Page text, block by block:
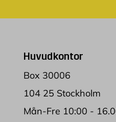
Huvudkontor
Box 30006
104 25 Stockholm
Mån-Fre 10:00 -